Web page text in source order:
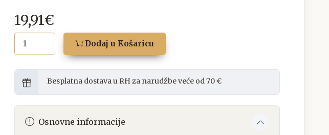
19,91€
Dodaj u Košaricu
Besplatna dostava u RH za narudžbe veće od 70 €
Osnovne informacije